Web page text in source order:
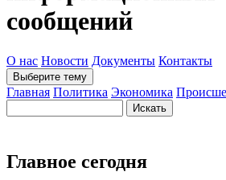
сообщений
О нас Новости Документы Контакты
Выберите тему
Главная Политика Экономика
Главное сегодня